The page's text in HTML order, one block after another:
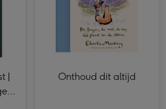
|
Onthoud dit altijd